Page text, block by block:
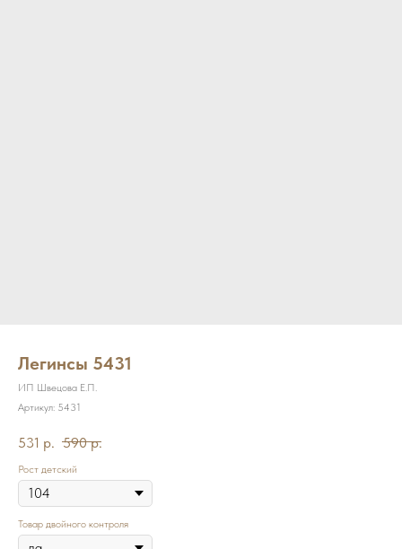
Легинсы 5431
ИП Швецова Е.П.
Артикул: 5431
531 р. 590 р.
Рост детский
Товар двойного контроля